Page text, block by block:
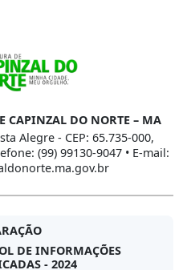
CAPINZAL DO NORTE – MA
Alegre - CEP: 65.735-000,
(99) 99130-9047 • E-mail:
DE INFORMAÇÕES
- 2024